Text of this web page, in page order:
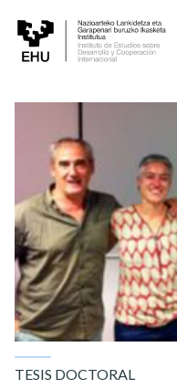
TESIS DOCTORAL